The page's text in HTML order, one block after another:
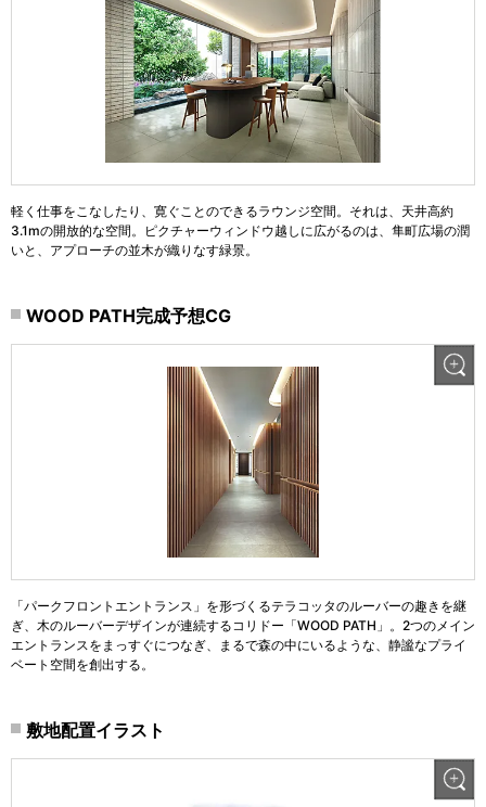
軽く仕事をこなしたり、寛ぐことのできるラウンジ空間。それは、天井高約
3.1mの開放的な空間。ピクチャーウィンドウ越しに広がるのは、隼町広場の潤
いと、アプローチの並木が織りなす緑景。
WOOD PATH完成予想CG
「パークフロントエントランス」を形づくるテラコッタのルーバーの趣きを継
ぎ、木のルーバーデザインが連続するコリドー「WOOD PATH」。2つのメイン
エントランスをまっすぐにつなぎ、まるで森の中にいるような、静謐なプライ
ベート空間を創出する。
敷地配置イラスト